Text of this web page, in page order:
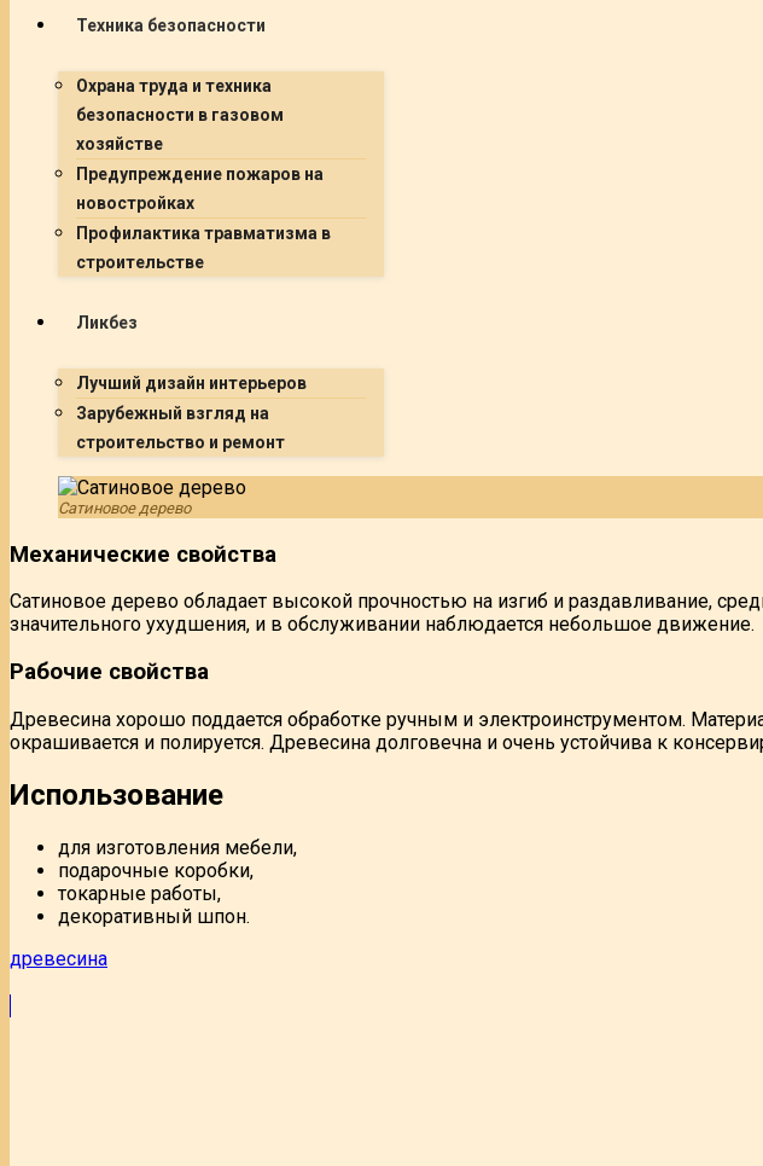
Техника безопасности
Охрана труда и техника
безопасности в газовом
хозяйстве
Предупреждение пожаров на
новостройках
Профилактика травматизма в
строительстве
Ликбез
Лучший дизайн интерьеров
Зарубежный взгляд на
строительство и ремонт
Сатиновое дерево
Механические свойства
Сатиновое дерево обладает высокой прочностью на изгиб и раздавливание,
значительного ухудшения, и в обслуживании наблюдается небольшое движение.
Рабочие свойства
Древесина хорошо поддается обработке ручным и электроинструментом.
окрашивается и полируется. Древесина долговечна и очень устойчива к
Использование
для изготовления мебели,
подарочные коробки,
токарные работы,
декоративный шпон.
древесина